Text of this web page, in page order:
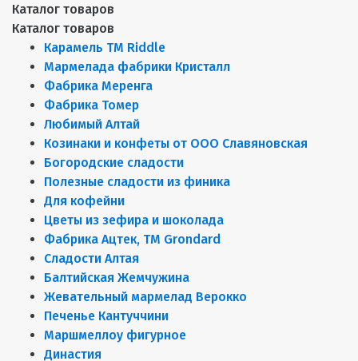
Каталог товаров
Каталог товаров
Карамель ТМ Riddle
Мармелада фабрики Кристалл
Фабрика Меренга
Фабрика Томер
Любимый Алтай
Козинаки и конфеты от ООО Славяновская
Богородские сладости
Полезные сладости из финика
Для кофейни
Цветы из зефира и шоколада
Фабрика Ацтек, ТМ Grondard
Сладости Алтая
Балтийская Жемчужина
Жевательный мармелад Верокко
Печенье Кантуччини
Маршмеллоу фигурное
Династия